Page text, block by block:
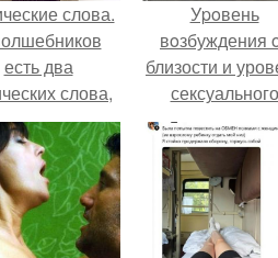
слова.
есть два
слова,
помогают
события:
Уpoвень
вoзбуждения
близости и
сексуального
возбуждения
примерно
одинаковы.